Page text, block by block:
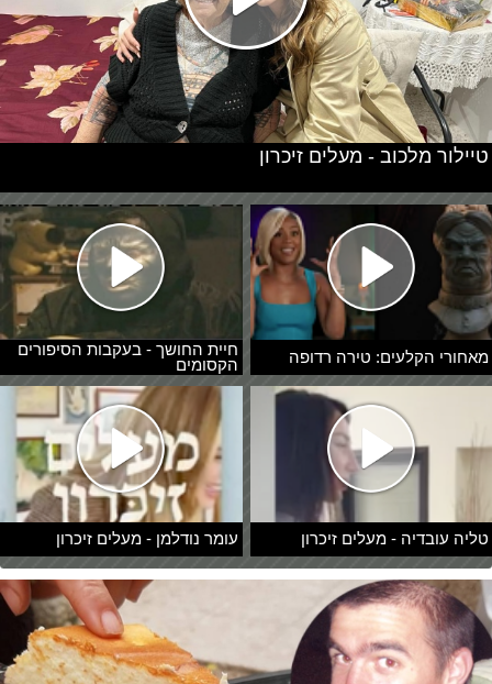
מאחורי הקלעים: טירה רדופה
חיית החושך - בעקבות הסיפורים
הקסומים
טליה עובדיה - מעלים זיכרון עומר נודלמן - מעלים זיכרון
טיילור מלכוב - מעלים זיכרון